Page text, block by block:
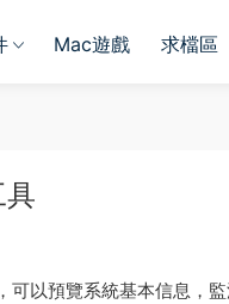
Mac遊戲 求檔區
可以預覽系統基本信息，